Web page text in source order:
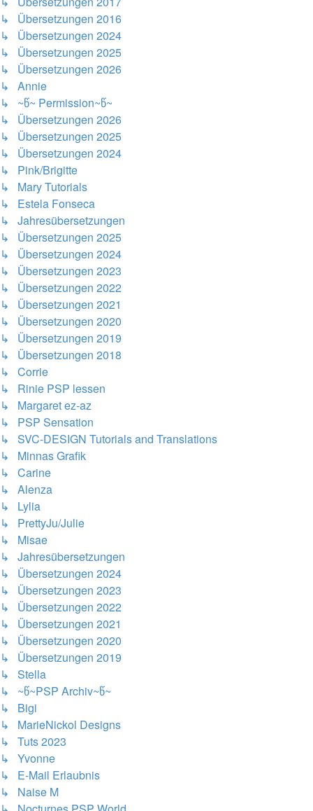
↳ Übersetzungen 2016
↳ Übersetzungen 2024
↳ Übersetzungen 2025
↳ Übersetzungen 2026
↳ Annie
↳ ~წ~ Permission~წ~
↳ Übersetzungen 2026
↳ Übersetzungen 2025
↳ Übersetzungen 2024
↳ Pink/Brigitte
↳ Mary Tutorials
↳ Estela Fonseca
↳ Jahresübersetzungen
↳ Übersetzungen 2025
↳ Übersetzungen 2024
↳ Übersetzungen 2023
↳ Übersetzungen 2022
↳ Übersetzungen 2021
↳ Übersetzungen 2020
↳ Übersetzungen 2019
↳ Übersetzungen 2018
↳ Corrie
↳ Rinie PSP lessen
↳ Margaret ez-az
↳ PSP Sensation
↳ SVC-DESIGN Tutorials and Translations
↳ Minnas Grafik
↳ Carine
↳ Alenza
↳ Lylia
↳ PrettyJu/Julie
↳ Misae
↳ Jahresübersetzungen
↳ Übersetzungen 2024
↳ Übersetzungen 2023
↳ Übersetzungen 2022
↳ Übersetzungen 2021
↳ Übersetzungen 2020
↳ Übersetzungen 2019
↳ Stella
↳ ~წ~PSP Archiv~წ~
↳ Bigi
↳ MarieNickol Designs
↳ Tuts 2023
↳ Yvonne
↳ E-Mail Erlaubnis
↳ Naise M